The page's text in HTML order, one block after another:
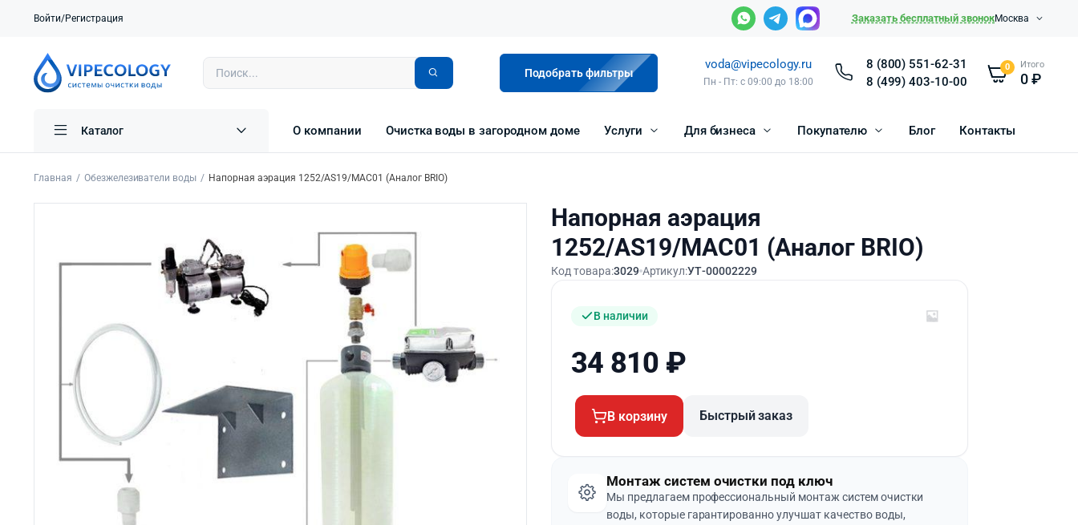
Войти/Регистрация Заказать бесплатный звонокМосква
Подобрать фильтры
voda@vipecology.ru
Пн - Пт: с 09:00 до 18:00
8 (800) 551-62-31
8 (499) 403-10-00
0 Итого
0₽
Каталог О компании Очистка воды в загородном доме Услуги Для бизнеса Покупателю Блог Контакты
Главная Обезжелезиватели воды Напорная аэрация 1252/AS19/MAC01 (Аналог BRIO)
Напорная аэрация
1252/AS19/MAC01 (Аналог BRIO)
Код товара:3029 Артикул:УТ-00002229
В наличии
34 810 ₽
В корзину Быстрый заказ
Монтаж систем очистки под ключ
Мы предлагаем профессиональный монтаж систем очистки
воды, которые гарантированно улучшат качество воды,